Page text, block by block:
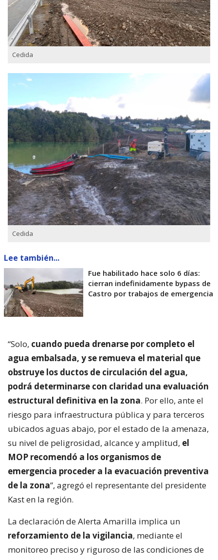
Cedida
Cedida
Lee también...
Fue habilitado hace solo 6 días:
cierran indefinidamente bypass de
Castro por trabajos de emergencia
“Solo, cuando pueda drenarse por completo el
agua embalsada, y se remueva el material que
obstruye los ductos de circulación del agua,
podrá determinarse con claridad una evaluación
estructural definitiva en la zona. Por ello, ante el
riesgo para infraestructura pública y para terceros
ubicados aguas abajo, por el estado de la amenaza,
su nivel de peligrosidad, alcance y amplitud, el
MOP recomendó a los organismos de
emergencia proceder a la evacuación preventiva
de la zona”, agregó el representante del presidente
Kast en la región.
La declaración de Alerta Amarilla implica un
reforzamiento de la vigilancia, mediante el
monitoreo preciso y riguroso de las condiciones de